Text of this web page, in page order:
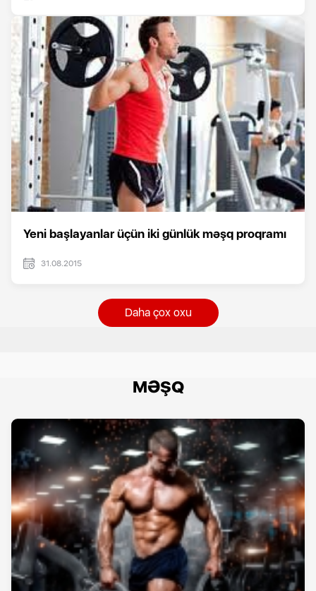
Yeni başlayanlar üçün iki günlük məşq proqramı
31.08.2015
Daha çox oxu
MƏŞQ